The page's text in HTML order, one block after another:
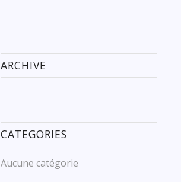
ARCHIVE
CATEGORIES
Aucune catégorie